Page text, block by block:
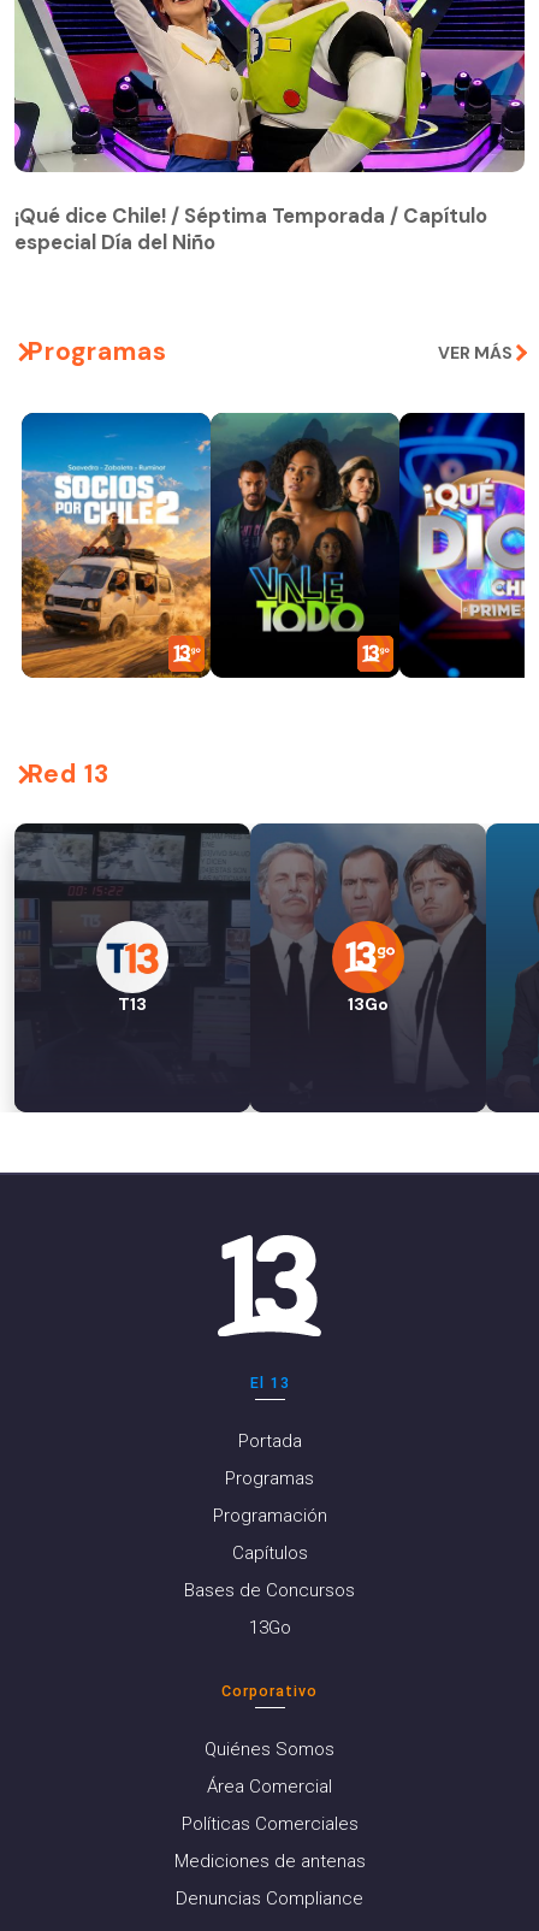
especial Día del Niño
¡Qué dice Chile! / Séptima Temporada / Capítulo
especial Día del Niño
Programas VER MÁS
Red 13
T13 13Go
El 13
Portada
Programas
Programación
Capítulos
Bases de Concursos
13Go
Corporativo
Quiénes Somos
Área Comercial
Políticas Comerciales
Mediciones de antenas
Denuncias Compliance